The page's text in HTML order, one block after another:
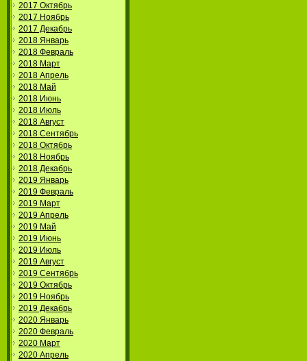
2017 Октябрь
2017 Ноябрь
2017 Декабрь
2018 Январь
2018 Февраль
2018 Март
2018 Апрель
2018 Май
2018 Июнь
2018 Июль
2018 Август
2018 Сентябрь
2018 Октябрь
2018 Ноябрь
2018 Декабрь
2019 Январь
2019 Февраль
2019 Март
2019 Апрель
2019 Май
2019 Июнь
2019 Июль
2019 Август
2019 Сентябрь
2019 Октябрь
2019 Ноябрь
2019 Декабрь
2020 Январь
2020 Февраль
2020 Март
2020 Апрель